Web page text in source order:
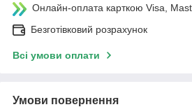
Онлайн-оплата карткою Visa,
Безготівковий розрахунок
Всі умови оплати
Умови повернення